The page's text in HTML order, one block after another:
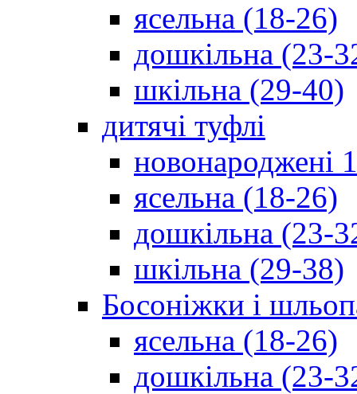
ясельна (18-26)
дошкільна (23-
шкільна (29-40)
дитячі туфлі
новонароджені
ясельна (18-26)
дошкільна (23-
шкільна (29-38)
Босоніжки і
ясельна (18-26)
дошкільна (23-